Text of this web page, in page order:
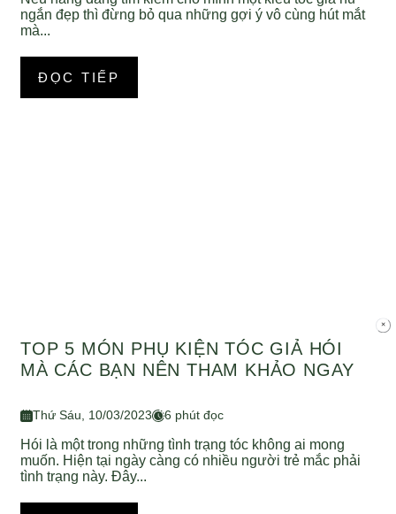
ngắn đẹp thì đừng bỏ qua những gợi ý vô cùng hút mắt
mà...
ĐỌC TIẾP
TOP 5 MÓN PHỤ KIỆN TÓC GIẢ HÓI
MÀ CÁC BẠN NÊN THAM KHẢO NGAY
Thứ Sáu, 10/03/2023 6 phút đọc
Hói là một trong những tình trạng tóc không ai mong
muốn. Hiện tại ngày càng có nhiều người trẻ mắc phải
tình trạng này. Đây...